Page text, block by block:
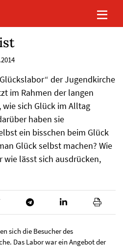
der Jugendkirche
im Rahmen der langen
sich Glück im Alltag
haben sie
ein bisschen beim Glück
Glück selbst machen? Wie
wie lässt sich ausdrücken,
sich die Besucher des
Das Labor war ein Angebot der